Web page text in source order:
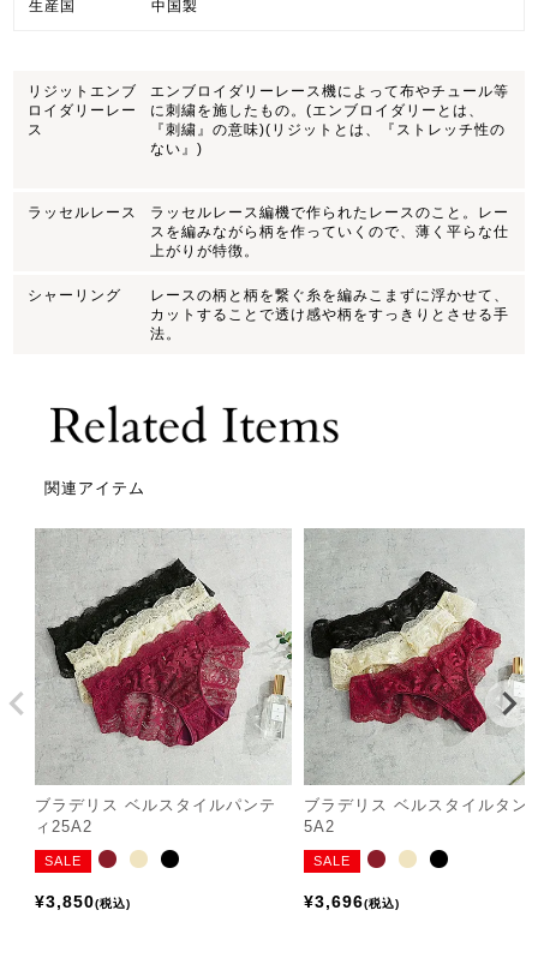
生産国 中国製
リジットエンブ
ロイダリーレー
ス
エンブロイダリーレース機によって布やチュール等
に刺繍を施したもの。(エンブロイダリーとは、
『刺繍』の意味)(リジットとは、『ストレッチ性の
ない』)
ラッセルレース
ラッセルレース編機で作られたレースのこと。レー
スを編みながら柄を作っていくので、薄く平らな仕
上がりが特徴。
シャーリング
レースの柄と柄を繋ぐ糸を編みこまずに浮かせて、
カットすることで透け感や柄をすっきりとさせる手
法。
関連アイテム
ブラデリス ベルスタイルパンテ
ィ25A2
SALE
¥3,850 税込
ブラデリス ベルスタイルタン
5A2
SALE
¥3,696 税込